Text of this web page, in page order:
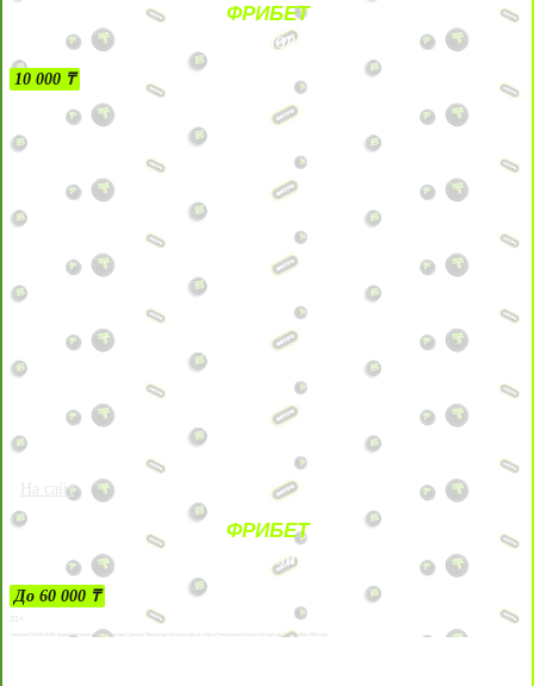
ФРИБЕТ
БЕЗ УСЛОВИЙ
10 000 ₸
На сайт
ФРИБЕТ
ЗА ДЕПОЗИТЫ
До 60 000 ₸
21+
Лицензии №24514359, выданной комитетом индустрии туризма Министерства культуры и спорта Республики Казахстан срок до 27 сентября 2034 года.